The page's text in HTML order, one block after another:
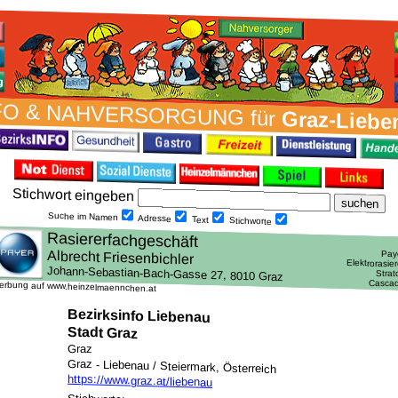
& NAH­VER­SORG­UNG fürGraz-
Stich­wort ein­geben
Suche im Namen Adresse Text Stich­worte
auf www.heinzelmaennchen.at
Bezirksinfo Liebenau
Stadt Graz
Graz
Graz - Liebenau / Steiermark, Österreich
https://www.graz.at/liebenau